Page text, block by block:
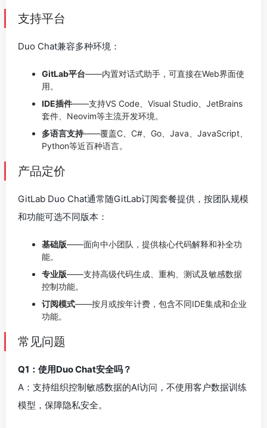
支持平台
Duo Chat兼容多种环境：
GitLab平台——内置对话式助手，可直接在Web界面使
用。
IDE插件——支持VS Code、Visual Studio、JetBrains
套件、Neovim等主流开发环境。
多语言支持——覆盖C、C#、Go、Java、JavaScript、
Python等近百种语言。
产品定价
GitLab Duo Chat通常随GitLab订阅套餐提供，按团队规模
和功能可选不同版本：
基础版——面向中小团队，提供核心代码解释和补全功
能。
专业版——支持高级代码生成、重构、测试及敏感数据
控制功能。
订阅模式——按月或按年计费，包含不同IDE集成和企业
功能。
常见问题
Q1：使用Duo Chat安全吗？
A：支持组织控制敏感数据的AI访问，不使用客户数据训练
模型，保障隐私安全。